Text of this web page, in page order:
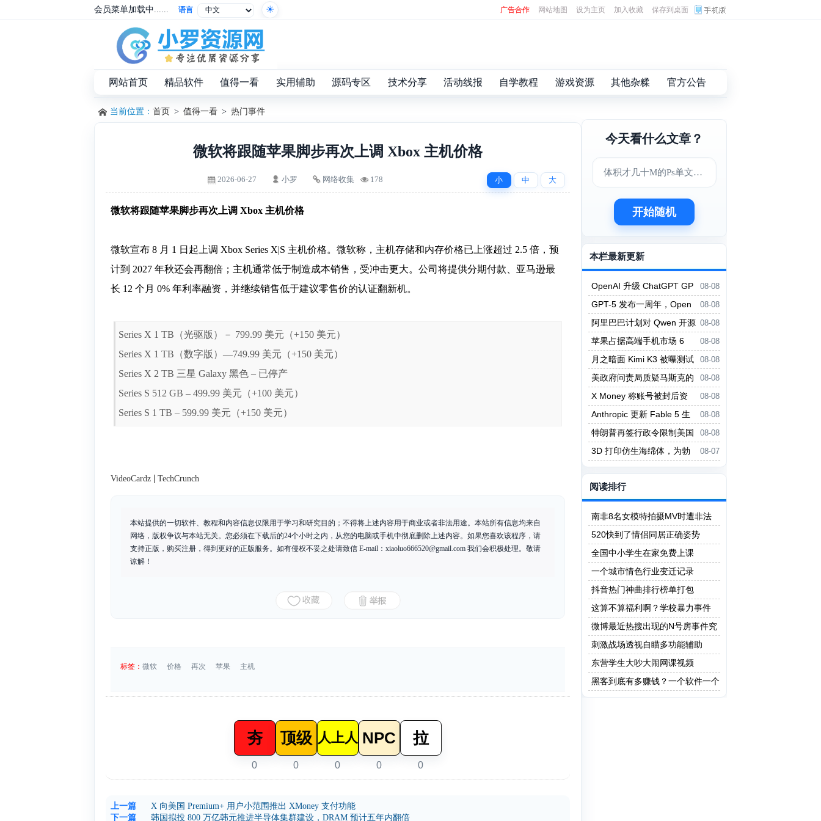
会员菜单加载中...... 语言 广告合作 网站地图 设为主页 加入收藏 保存到桌面
网站首页 精品软件 值得一看 实用辅助 源码专区 技术分享 活动线报 自学教程 游戏资源 其他杂糅 官方公告
当前位置： 首页 > 值得一看 > 热门事件
微软将跟随苹果脚步再次上调 Xbox 主机价格
小 中 大
2026-06-27 小罗 网络收集 178
微软将跟随苹果脚步再次上调 Xbox 主机价格
微软宣布 8 月 1 日起上调 Xbox Series X|S 主机价格。微软称，主机存储和内存价格已上涨超过 2.5 倍，预
计到 2027 年秋还会再翻倍；主机通常低于制造成本销售，受冲击更大。公司将提供分期付款、亚马逊最
长 12 个月 0% 年利率融资，并继续销售低于建议零售价的认证翻新机。
Series X 1 TB（光驱版）－ 799.99 美元（+150 美元）
Series X 1 TB（数字版）—749.99 美元（+150 美元）
Series X 2 TB 三星 Galaxy 黑色 – 已停产
Series S 512 GB – 499.99 美元（+100 美元）
Series S 1 TB – ​​​​599.99 美元（+150 美元）
VideoCardz | TechCrunch
本站提供的一切软件、教程和内容信息仅限用于学习和研究目的；不得将上述内容用于商业或者非法用途。本站所有信息均来自
网络，版权争议与本站无关。您必须在下载后的24个小时之内，从您的电脑或手机中彻底删除上述内容。如果您喜欢该程序，请
支持正版，购买注册，得到更好的正版服务。如有侵权不妥之处请致信 E-mail： xiaoluo666520@gmail.com 我们会积极处理。敬请
谅解！
标签： 微软 价格 再次 苹果 主机
夯
0
顶级
0
人上人
0
NPC
0
拉
0
上一篇
X 向美国 Premium+ 用户小范围推出 XMoney 支付功能
下一篇
韩国拟投 800 万亿韩元推进半导体集群建设，DRAM 预计五年内翻倍
今天看什么文章？
体积才几十M的Ps单文件版
开始随机
本栏最新更新
08-08
OpenAI 升级 ChatGPT GP
T-5.6 系列并开放更多免费权限08-08
GPT-5 发布一周年，Open
AI 推出 Agent Plugins 开放标准08-08
阿里巴巴计划对 Qwen 开源
大模型大用户收费
08-08
苹果占据高端手机市场 6
5% 份额 iPhone 17 扭转下滑08-08
月之暗面 Kimi K3 被曝测试
中逃出沙箱上网「作弊」
08-08
美政府问责局质疑马斯克的
政府效率部夸大工作成果
08-08
X Money 称账号被封后资
金通常仍可访问
08-08
Anthropic 更新 Fable 5 生
物学安全防护，误拦截大减
08-08
特朗普再签行政令限制美国
出生公民权
08-07
3D 打印仿生海绵体，为勃
起功能障碍提供新疗法
阅读排行
南非8名女模特拍摄MV时遭非法
矿工轮奸
520快到了情侣同居正确姿势
全国中小学生在家免费上课
一个城市情色行业变迁记录
抖音热门神曲排行榜单打包
这算不算福利啊？学校暴力事件
微博最近热搜出现的N号房事件究
竟是什么？
刺激战场透视自瞄多功能辅助
东营学生大吵大闹网课视频
黑客到底有多赚钱？一个软件一个
亿！网友：这只是最低级的黑客!